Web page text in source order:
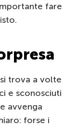
fare
trova a volte
e sconosciuti
avvenga
forse i